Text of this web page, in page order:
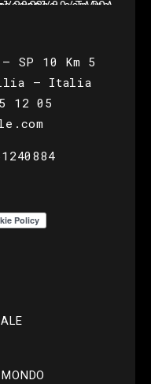
SP 10 Km 5
– Italia
12 05